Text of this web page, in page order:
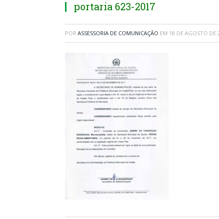
portaria 623-2017
POR ASSESSORIA DE COMUNICAÇÃO EM 18 DE AGOSTO DE